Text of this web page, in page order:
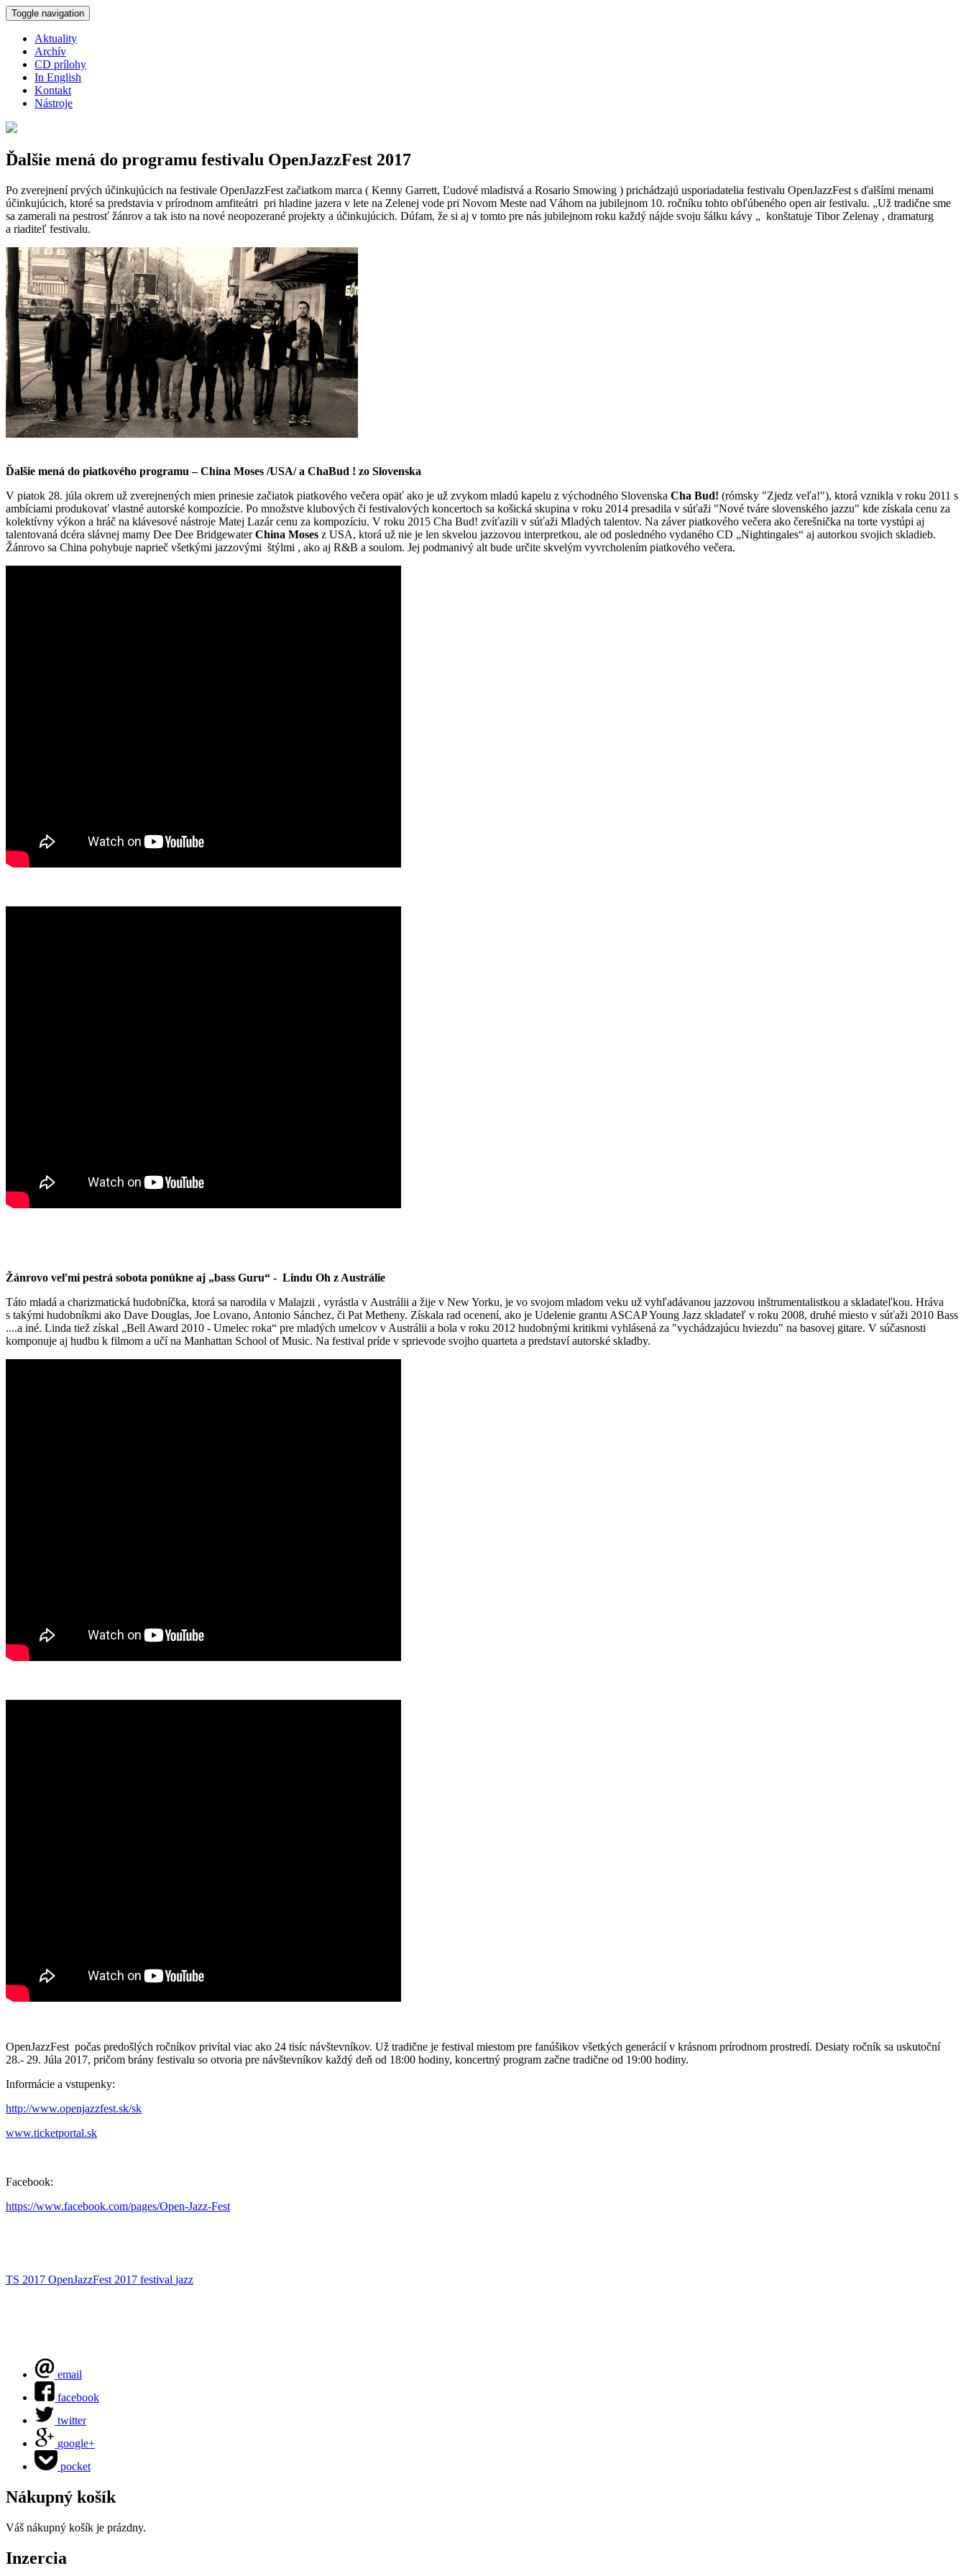
Skočiť na hlavný obsah
Toggle navigation
Aktuality
Archív
CD prílohy
In English
Kontakt
Nástroje
Ďalšie mená do programu festivalu OpenJazzFest 2017
Po zverejnení prvých účinkujúcich na festivale OpenJazzFest začiatkom marca ( Kenny Garrett, Ľudové mladistvá a Rosario Smowing ) prichádzajú usporiadatelia festivalu OpenJazzFest s ďalšími menami
účinkujúcich, ktoré sa predstavia v prírodnom amfiteátri pri hladine jazera v lete na Zelenej vode pri Novom Meste nad Váhom na jubilejnom 10. ročníku tohto obľúbeného open air festivalu. „Už tradične sme
sa zamerali na pestrosť žánrov a tak isto na nové neopozerané projekty a účinkujúcich. Dúfam, že si aj v tomto pre nás jubilejnom roku každý nájde svoju šálku kávy „ konštatuje Tibor Zelenay , dramaturg
a riaditeľ festivalu.
Ďalšie mená do piatkového programu – China Moses /USA/ a ChaBud ! zo Slovenska
V piatok 28. júla okrem už zverejnených mien prinesie začiatok piatkového večera opäť ako je už zvykom mladú kapelu z východného Slovenska Cha Bud! (rómsky "Zjedz veľa!"), ktorá vznikla v roku 2011 s
ambíciami produkovať vlastné autorské kompozície. Po množstve klubových či festivalových koncertoch sa košická skupina v roku 2014 presadila v súťaži "Nové tváre slovenského jazzu" kde získala cenu za
kolektívny výkon a hráč na klávesové nástroje Matej Lazár cenu za kompozíciu. V roku 2015 Cha Bud! zvíťazili v súťaži Mladých talentov. Na záver piatkového večera ako čerešnička na torte vystúpi aj
talentovaná dcéra slávnej mamy Dee Dee BridgewaterChina Moses z USA, ktorá už nie je len skvelou jazzovou interpretkou, ale od posledného vydaného CD „Nightingales“ aj autorkou svojich skladieb.
Žánrovo sa China pohybuje naprieč všetkými jazzovými štýlmi , ako aj R&B a soulom. Jej podmanivý alt bude určite skvelým vyvrcholením piatkového večera.
Žánrovo veľmi pestrá sobota ponúkne aj „bass Guru“ - Lindu Oh z Austrálie
Táto mladá a charizmatická hudobníčka, ktorá sa narodila v Malajzii , vyrástla v Austrálii a žije v New Yorku, je vo svojom mladom veku už vyhľadávanou jazzovou inštrumentalistkou a skladateľkou. Hráva
s takými hudobníkmi ako Dave Douglas, Joe Lovano, Antonio Sánchez, či Pat Metheny. Získala rad ocenení, ako je Udelenie grantu ASCAP Young Jazz skladateľ v roku 2008, druhé miesto v súťaži 2010 Bass
....a iné. Linda tiež získal „Bell Award 2010 - Umelec roka“ pre mladých umelcov v Austrálii a bola v roku 2012 hudobnými kritikmi vyhlásená za "vychádzajúcu hviezdu" na basovej gitare. V súčasnosti
komponuje aj hudbu k filmom a učí na Manhattan School of Music. Na festival príde v sprievode svojho quarteta a predstaví autorské skladby.
OpenJazzFest počas predošlých ročníkov privítal viac ako 24 tisíc návštevníkov. Už tradične je festival miestom pre fanúšikov všetkých generácií v krásnom prírodnom prostredí. Desiaty ročník sa uskutoční
28.- 29. Júla 2017, pričom brány festivalu so otvoria pre návštevníkov každý deň od 18:00 hodiny, koncertný program začne tradične od 19:00 hodiny.
Informácie a vstupenky:
http://www.openjazzfest.sk/sk
www.ticketportal.sk
Facebook:
https://www.facebook.com/pages/Open-Jazz-Fest
TS 2017 OpenJazzFest 2017 festival jazz
email
facebook
twitter
google+
pocket
Nákupný košík
Váš nákupný košík je prázdny.
Inzercia